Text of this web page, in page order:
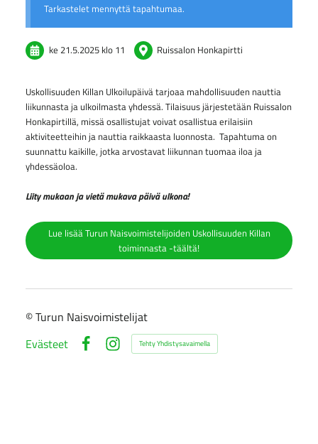
Tarkastelet mennyttä tapahtumaa.
ke 21.5.2025 klo 11 Ruissalon Honkapirtti
Uskollisuuden Killan Ulkoilupäivä tarjoaa mahdollisuuden nauttia
liikunnasta ja ulkoilmasta yhdessä. Tilaisuus järjestetään Ruissalon
Honkapirtillä, missä osallistujat voivat osallistua erilaisiin
aktiviteetteihin ja nauttia raikkaasta luonnosta. Tapahtuma on
suunnattu kaikille, jotka arvostavat liikunnan tuomaa iloa ja
yhdessäoloa.
Liity mukaan ja vietä mukava päivä ulkona!
Lue lisää Turun Naisvoimistelijoiden Uskollisuuden Killan
toiminnasta -täältä!
©Turun Naisvoimistelijat
Evästeet
FacebookInstagram
Tehty Yhdistysavaimella